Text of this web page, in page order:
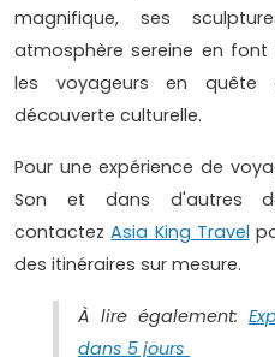
magnifique, ses
atmosphère sereine en
les voyageurs en
découverte culturelle.
Pour une expérience de
Son et dans d'autres
contactezAsia King Travel
des itinéraires sur mesure.
À lire également:
dans 5 jours